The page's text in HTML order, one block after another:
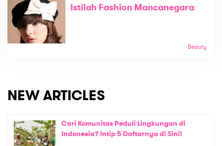
Istilah Fashion Mancanegara
Beauty
NEW ARTICLES
Cari Komunitas Peduli Lingkungan di
Indonesia? Intip 5 Daftarnya di Sini!